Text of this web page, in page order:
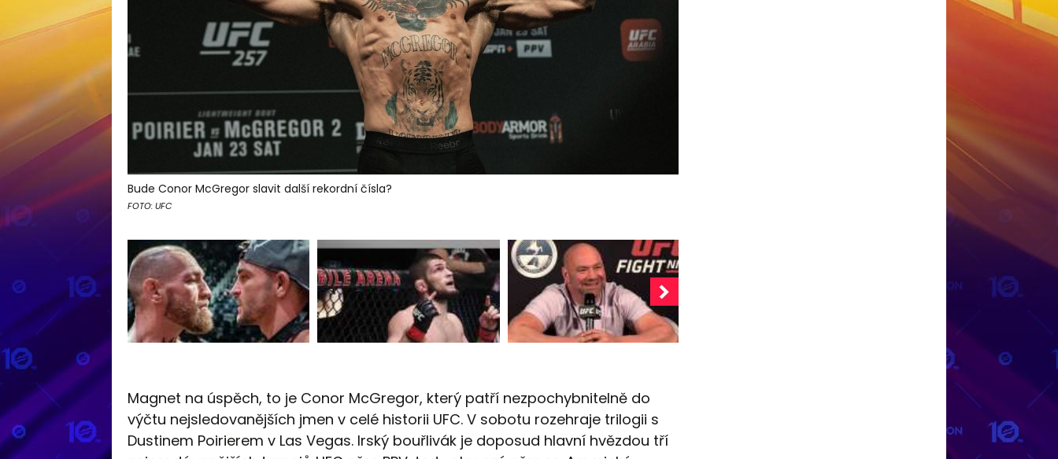
Bude Conor McGregor slavit další rekordní čísla?
FOTO: UFC
Magnet na úspěch, to je Conor McGregor, který patří nezpochybnitelně do
výčtu nejsledovanějších jmen v celé historii UFC. V sobotu rozehraje trilogii s
Dustinem Poirierem v Las Vegas. Irský bouřlivák je doposud hlavní hvězdou tří